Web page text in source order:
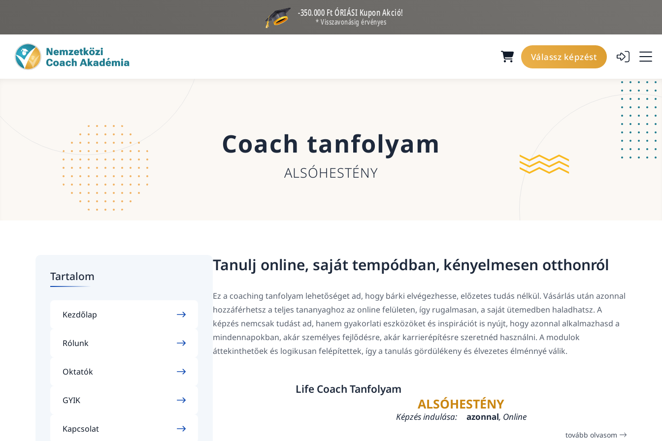
-350.000 Ft ÓRIÁSI Kupon Akció!
* Visszavonásig érvényes
Válassz képzést
Coach tanfolyam
ALSÓHESTÉNY
Tartalom
Kezdőlap
Rólunk
Oktatók
GYIK
Kapcsolat
Tanulj online, saját tempódban, kényelmesen otthonról
Ez a coaching tanfolyam lehetőséget ad, hogy bárki elvégezhesse, előzetes tudás nélkül. Vásárlás után azonnal
hozzáférhetsz a teljes tananyaghoz az online felületen, így rugalmasan, a saját ütemedben haladhatsz. A
képzés nemcsak tudást ad, hanem gyakorlati eszközöket és inspirációt is nyújt, hogy azonnal alkalmazhasd a
mindennapokban, akár személyes fejlődésre, akár karrierépítésre szeretnéd használni. A modulok
áttekinthetőek és logikusan felépítettek, így a tanulás gördülékeny és élvezetes élménnyé válik.
Life Coach Tanfolyam
ALSÓHESTÉNY
Képzés indulása: azonnal, Online
tovább olvasom